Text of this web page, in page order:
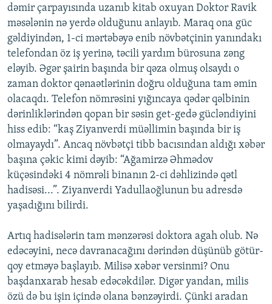
dəmir çarpayısında uzanıb kitab oxuyan Doktor Ravik
məsələnin nə yerdə olduğunu anlayıb. Maraq ona güc
gəldiyindən, 1-ci mərtəbəyə enib növbətçinin yanındakı
telefondan öz iş yerinə, təcili yardım bürosuna zəng
eləyib. Əgər şairin başında bir qəza olmuş olsaydı o
zaman doktor qənaətlərinin doğru olduğuna tam əmin
olacaqdı. Telefon nömrəsini yığıncaya qədər qəlbinin
dərinliklərindən qopan bir səsin get-gedə gücləndiyini
hiss edib: “kaş Ziyanverdi müəllimin başında bir iş
olmayaydı”. Ancaq növbətçi tibb bacısından aldığı xəbər
başına çəkic kimi dəyib: “Ağamirzə Əhmədov
küçəsindəki 4 nömrəli binanın 2-ci dəhlizində qətl
hadisəsi...”. Ziyanverdi Yadullaoğlunun bu adresdə
yaşadığını bilirdi.
Artıq hadisələrin tam mənzərəsi doktora agah olub. Nə
edəcəyini, necə davranacağını dərindən düşünüb götür-
qoy etməyə başlayıb. Milisə xəbər versinmi? Onu
başdanxarab hesab edəcəkdilər. Digər yandan, milis
özü də bu işin içində olana bənzəyirdi. Çünki aradan